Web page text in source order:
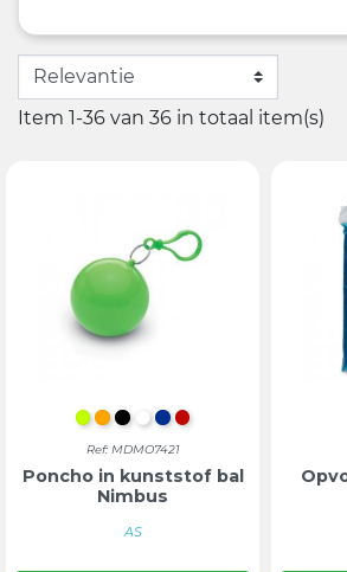
Item 1-36 van 36 in totaal item(s)
LIMOEN
ORANJE
ZWART
WITBLAUW
ROOD
Ref: MDMO7421
Poncho in kunststof bal
Nimbus
AS